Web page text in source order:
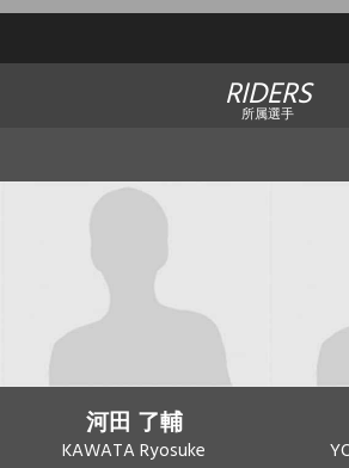
RIDERS
所属選手
河田 了輔
KAWATA Ryosuke